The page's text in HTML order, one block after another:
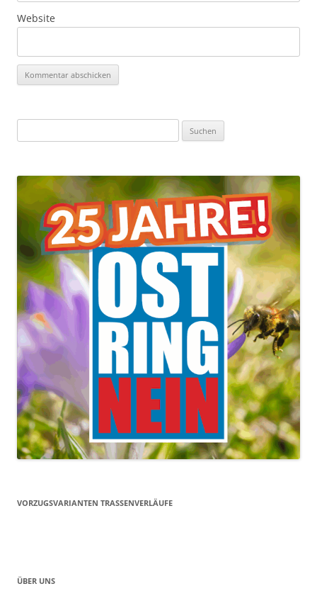
Website
nach:
VORZUGSVARIANTEN TRASSENVERLÄUFE
ÜBER UNS